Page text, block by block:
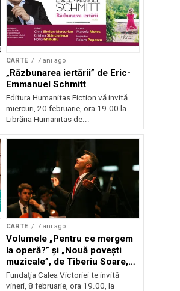
CARTE 7 ani ago
„Răzbunarea iertării” de Eric-
Emmanuel Schmitt
Editura Humanitas Fiction vă invită
miercuri, 20 februarie, ora 19.00 la
Librăria Humanitas de...
CARTE 7 ani ago
Volumele „Pentru ce mergem
la operă?” şi „Nouă poveşti
muzicale”, de Tiberiu Soare,
vor fi relansate
Fundaţia Calea Victoriei te invită
vineri, 8 februarie, ora 19.00, la